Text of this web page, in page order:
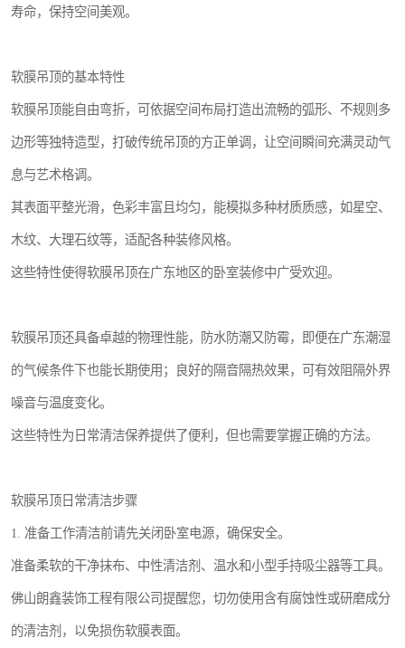
寿命，保持空间美观。
软膜吊顶的基本特性
软膜吊顶能自由弯折，可依据空间布局打造出流畅的弧形、不规则多
边形等独特造型，打破传统吊顶的方正单调，让空间瞬间充满灵动气
息与艺术格调。
其表面平整光滑，色彩丰富且均匀，能模拟多种材质质感，如星空、
木纹、大理石纹等，适配各种装修风格。
这些特性使得软膜吊顶在广东地区的卧室装修中广受欢迎。
软膜吊顶还具备卓越的物理性能，防水防潮又防霉，即便在广东潮湿
的气候条件下也能长期使用；良好的隔音隔热效果，可有效阻隔外界
噪音与温度变化。
这些特性为日常清洁保养提供了便利，但也需要掌握正确的方法。
软膜吊顶日常清洁步骤
1. 准备工作清洁前请先关闭卧室电源，确保安全。
准备柔软的干净抹布、中性清洁剂、温水和小型手持吸尘器等工具。
佛山朗鑫装饰工程有限公司提醒您，切勿使用含有腐蚀性或研磨成分
的清洁剂，以免损伤软膜表面。